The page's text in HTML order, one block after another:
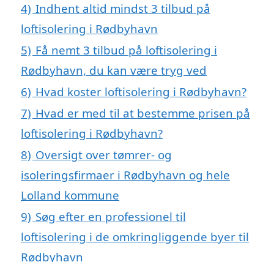
4) Indhent altid mindst 3 tilbud på
loftisolering i Rødbyhavn
5) Få nemt 3 tilbud på loftisolering i
Rødbyhavn, du kan være tryg ved
6) Hvad koster loftisolering i Rødbyhavn?
7) Hvad er med til at bestemme prisen på
loftisolering i Rødbyhavn?
8) Oversigt over tømrer- og
isoleringsfirmaer i Rødbyhavn og hele
Lolland kommune
9) Søg efter en professionel til
loftisolering i de omkringliggende byer til
Rødbyhavn